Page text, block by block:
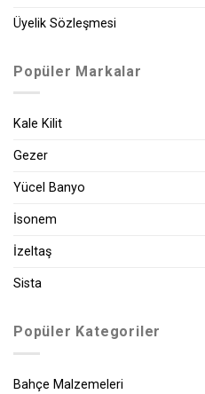
Üyelik Sözleşmesi
Popüler Markalar
Kale Kilit
Gezer
Yücel Banyo
İsonem
İzeltaş
Sista
Popüler Kategoriler
Bahçe Malzemeleri